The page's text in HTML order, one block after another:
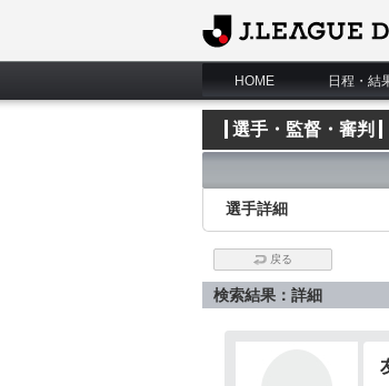
J.League Data Site
HOME 日程・結
選手・監督・審判
選手詳細
戻る
検索結果：詳細